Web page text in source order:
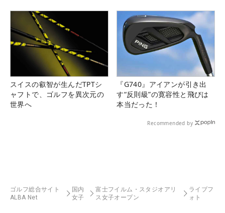
スイスの叡智が生んだTPTシ
ャフトで、ゴルフを異次元の
世界へ
『G740』アイアンが引き出
す“反則級”の寛容性と飛びは
本当だった！
Recommended by
ゴルフ総合サイト
ALBA Net
国内
女子
富士フイルム・スタジオアリ
ス女子オープン
ライブフ
ォト